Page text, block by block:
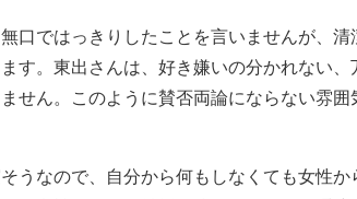
口ではっきりしたことを言いませんが、清
す。東出さんは、好き嫌いの分かれない、
せん。このように賛否両論にならない雰囲
なので、自分から何もしなくても女性か